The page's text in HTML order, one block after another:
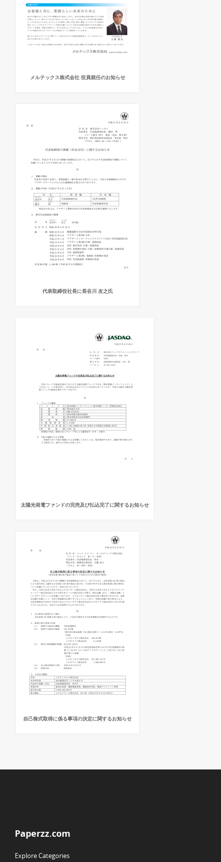
メルテックス株式会社 役員就任のお知らせ
代表取締役社長に長谷川 友之氏
太陽光発電ファンドの完売及び払込完了に関するお知らせ
自己株式取得に係る事項の決定に関するお知らせ
Paperzz.com
Explore Categories